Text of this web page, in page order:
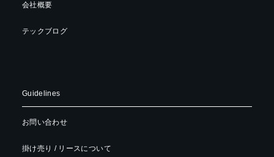
会社概要
テックブログ
Guidelines
お問い合わせ
掛け売り / リースについて